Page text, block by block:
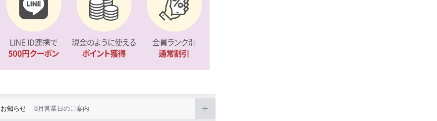
お知らせ 8月営業日のご案内